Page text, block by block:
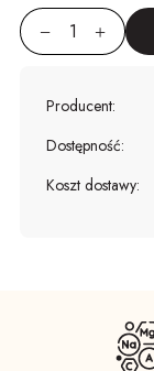
Producent:
Dostępność:
Koszt dostawy: